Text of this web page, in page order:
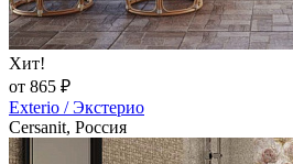
Хит!
от 865 ₽
Exterio / Экстерио
Cersanit, Россия